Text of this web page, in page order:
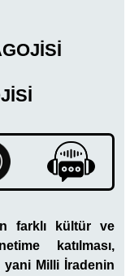
farklı kültür ve
katılması,
yani Milli İradenin